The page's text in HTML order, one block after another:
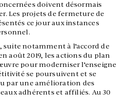
doivent désormais
Les projets de fermeture de
ce jour aux instances
suite notamment à l’accord de
août 2019, les actions du plan
pour moderniser l’enseigne
se poursuivent et se
par une amélioration des
adhérents et affiliés. Au 30